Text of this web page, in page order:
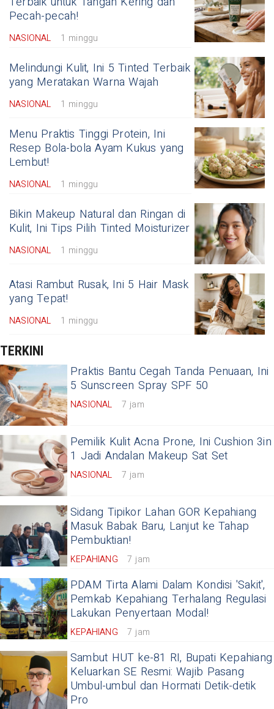
Pecah-pecah!
NASIONAL 1 minggu
Melindungi Kulit, Ini 5 Tinted Terbaik
yang Meratakan Warna Wajah
NASIONAL 1 minggu
Menu Praktis Tinggi Protein, Ini
Resep Bola-bola Ayam Kukus yang
Lembut!
NASIONAL 1 minggu
Bikin Makeup Natural dan Ringan di
Kulit, Ini Tips Pilih Tinted Moisturizer
NASIONAL 1 minggu
Atasi Rambut Rusak, Ini 5 Hair Mask
yang Tepat!
NASIONAL 1 minggu
TERKINI
Praktis Bantu Cegah Tanda Penuaan, Ini
5 Sunscreen Spray SPF 50
NASIONAL 7 jam
Pemilik Kulit Acna Prone, Ini Cushion 3in
1 Jadi Andalan Makeup Sat Set
NASIONAL 7 jam
Sidang Tipikor Lahan GOR Kepahiang
Masuk Babak Baru, Lanjut ke Tahap
Pembuktian!
KEPAHIANG 7 jam
PDAM Tirta Alami Dalam Kondisi 'Sakit',
Pemkab Kepahiang Terhalang Regulasi
Lakukan Penyertaan Modal!
KEPAHIANG 7 jam
Sambut HUT ke-81 RI, Bupati Kepahiang
Keluarkan SE Resmi: Wajib Pasang
Umbul-umbul dan Hormati Detik-detik
Pro